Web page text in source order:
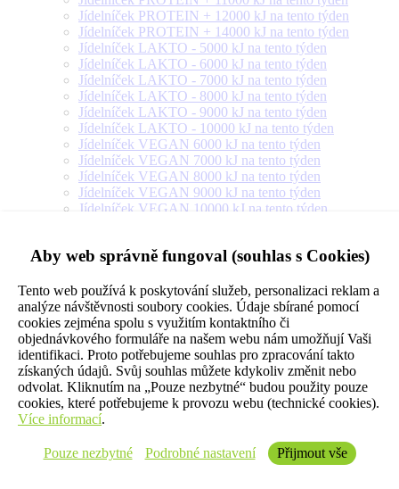
Aby web správně fungoval (souhlas s Cookies)
Tento web používá k poskytování služeb, personalizaci reklam a
analýze návštěvnosti soubory cookies. Údaje sbírané pomocí
cookies zejména spolu s využitím kontaktního či
objednávkového formuláře na našem webu nám umožňují Vaši
identifikaci. Proto potřebujeme souhlas pro zpracování takto
získaných údajů. Svůj souhlas můžete kdykoliv změnit nebo
odvolat. Kliknutím na „Pouze nezbytné“ budou použity pouze
cookies, které potřebujeme k provozu webu (technické cookies).
Více informací.
Pouze nezbytné Podrobné nastavení Přijmout vše
Jídelníček PROTEIN + 12000 kJ na tento týden
Jídelníček PROTEIN + 14000 kJ na tento týden
Jídelníček LAKTO - 5000 kJ na tento týden
Jídelníček LAKTO - 6000 kJ na tento týden
Jídelníček LAKTO - 7000 kJ na tento týden
Jídelníček LAKTO - 8000 kJ na tento týden
Jídelníček LAKTO - 9000 kJ na tento týden
Jídelníček LAKTO - 10000 kJ na tento týden
Jídelníček VEGAN 6000 kJ na tento týden
Jídelníček VEGAN 7000 kJ na tento týden
Jídelníček VEGAN 8000 kJ na tento týden
Jídelníček VEGAN 9000 kJ na tento týden
Jídelníček VEGAN 10000 kJ na tento týden
Jídelníček PROTEIN EXTRA 8000 kJ na tento týden
Jídelníček PROTEIN EXTRA 10000 kJ na tento týden
Jídelníček PROTEIN EXTRA 12000 kJ na tento týden
Jídelníček FLEXI IN 5000 kJ na tento týden
Jídelníček FLEXI IN 6000 kJ na tento týden
Jídelníček FLEXI IN 7000 kJ na tento týden
Jídelníček FLEXI IN 8000 kJ na tento týden
Jídelníček FLEXI IN 9000 kJ na tento týden
Jídelníček FLEXI IN 10000 kJ na tento týden
Jídelníček RODINA + "S" (pro 1 osobu)
týden
Jídelníček RODINA + "L" (pro 3 osoby) na tento